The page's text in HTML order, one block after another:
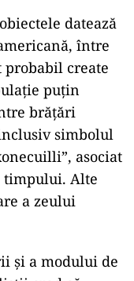
datează
între
probabil create
puțin
brățări
simbolul
asociat
timpului. Alte
a zeului
și a modului de